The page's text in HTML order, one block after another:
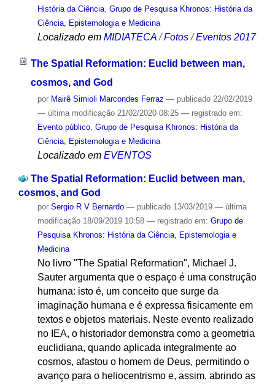
História da Ciência, Grupo de Pesquisa Khronos: História da
Ciência, Epistemologia e Medicina
Localizado em MIDIATECA /Fotos /Eventos 2017
The Spatial Reformation: Euclid between man,
cosmos, and God
por Mairê Simioli Marcondes Ferraz — publicado22/02/2019
— última modificação21/02/2020 08:25 — registrado em:
Evento público, Grupo de Pesquisa Khronos: História da
Ciência, Epistemologia e Medicina
Localizado em EVENTOS
The Spatial Reformation: Euclid between man,
cosmos, and God
por Sergio R V Bernardo — publicado13/03/2019 — última
modificação18/09/2019 10:58 — registrado em: Grupo de
Pesquisa Khronos: História da Ciência, Epistemologia e
Medicina
No livro "The Spatial Reformation", Michael J.
Sauter argumenta que o espaço é uma construção
humana: isto é, um conceito que surge da
imaginação humana e é expressa fisicamente em
textos e objetos materiais. Neste evento realizado
no IEA, o historiador demonstra como a geometria
euclidiana, quando aplicada integralmente ao
cosmos, afastou o homem de Deus, permitindo o
avanço para o heliocentrismo e, assim, abrindo as